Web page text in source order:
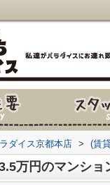
ダイス京都本店 > (賃
万円のマンショ